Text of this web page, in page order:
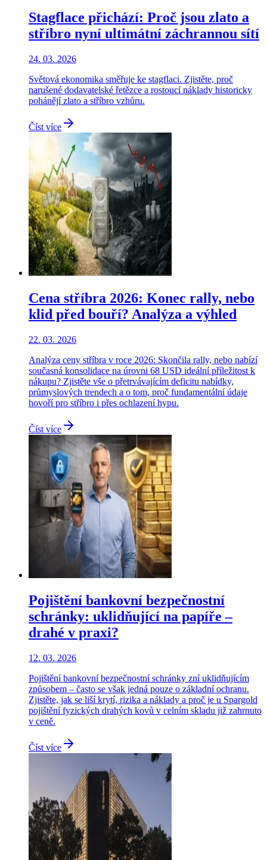
Stagflace přichází: Proč jsou zlato a
stříbro nyní ultimátní záchrannou sítí
24. 03. 2026
Světová ekonomika směřuje ke stagflaci. Zjistěte, proč
narušené dodavatelské řetězce a rostoucí náklady historicky
pohánějí zlato a stříbro vzhůru.
Číst více
Cena stříbra 2026: Konec rally, nebo
klid před bouří? Analýza a výhled
22. 03. 2026
Analýza ceny stříbra v roce 2026: Skončila rally, nebo nabízí
současná konsolidace na úrovni 68 USD ideální příležitost k
nákupu? Zjistěte vše o přetrvávajícím deficitu nabídky,
průmyslových trendech a o tom, proč fundamentální údaje
hovoří pro stříbro i přes ochlazení hypu.
Číst více
Pojištění bankovní bezpečnostní
schránky: uklidňující na papíře –
drahé v praxi?
12. 03. 2026
Pojištění bankovní bezpečnostní schránky zní uklidňujícím
způsobem – často se však jedná pouze o základní ochranu.
Zjistěte, jak se liší krytí, rizika a náklady a proč je u Spargold
pojištění fyzických drahých kovů v celním skladu již zahrnuto
v ceně.
Číst více